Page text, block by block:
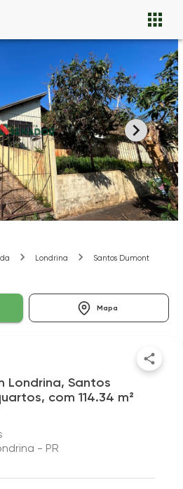
Londrina
Santos Dumont
Mapa
Londrina, Santos
com 114.34 m²
- PR